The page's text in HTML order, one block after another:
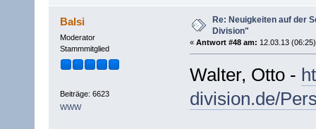
Balsi
Moderator
Stammmitglied
Beiträge: 6623
WWW
Re: Neuigkeiten auf der
Division"
« Antwort #48 am: 12.03.13
Walter, Otto -
division.de/